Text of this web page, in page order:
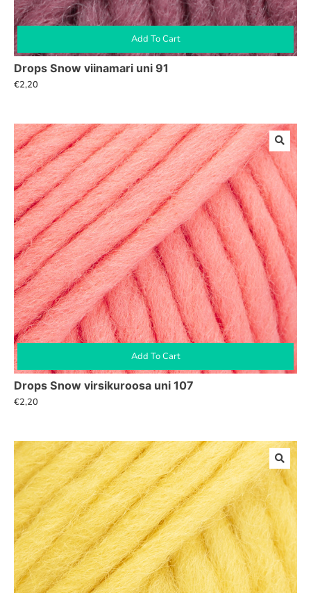
Add To Cart
Drops Snow viinamari uni 91
€2,20
Add To Cart
Drops Snow virsikuroosa uni 107
€2,20